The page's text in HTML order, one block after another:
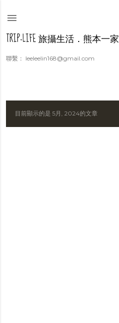
TRIP-LIFE 旅攝生活．熊本一家
聯繫： leeleelin168@gmail.com
發目前顯示的是 5月, 2024的文章